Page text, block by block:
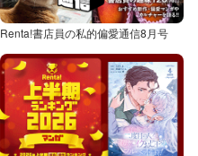
Renta!書店員の私的偏愛通信8月号